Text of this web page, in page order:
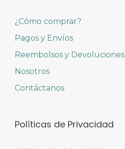
¿Cómo comprar?
Pagos y Envíos
Reembolsos y Devoluciones
Nosotros
Contáctanos
Políticas de Privacidad